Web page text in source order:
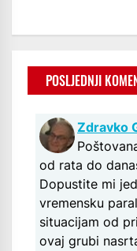
POSLJEDNJI
Zdravko
od rata do
Dopustite mi
vremensku
situacijam od
ovaj grubi